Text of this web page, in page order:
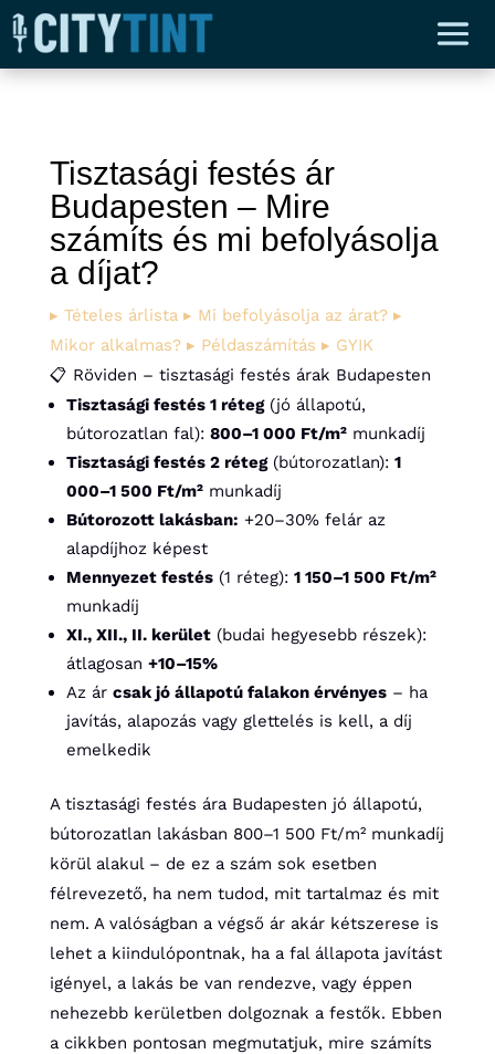
Tisztasági festés ár
Budapesten – Mire
számíts és mi befolyásolja
a díjat?
▸ Tételes árlista ▸ Mi befolyásolja az árat? ▸
Mikor alkalmas? ▸ Példaszámítás ▸ GYIK
📋 Röviden – tisztasági festés árak Budapesten
Tisztasági festés 1 réteg(jó állapotú,
bútorozatlan fal): 800–1 000 Ft/m²munkadíj
Tisztasági festés 2 réteg(bútorozatlan): 1
000–1 500 Ft/m²munkadíj
Bútorozott lakásban: +20–30% felár az
alapdíjhoz képest
Mennyezet festés(1 réteg): 1 150–1 500 Ft/m²
munkadíj
XI., XII., II. kerület(budai hegyesebb részek):
átlagosan +10–15%
Az ár csak jó állapotú falakon érvényes– ha
javítás, alapozás vagy glettelés is kell, a díj
emelkedik
A tisztasági festés ára Budapesten jó állapotú,
bútorozatlan lakásban 800–1 500 Ft/m² munkadíj
körül alakul – de ez a szám sok esetben
félrevezető, ha nem tudod, mit tartalmaz és mit
nem. A valóságban a végső ár akár kétszerese is
lehet a kiindulópontnak, ha a fal állapota javítást
igényel, a lakás be van rendezve, vagy éppen
nehezebb kerületben dolgoznak a festők. Ebben
a cikkben pontosan megmutatjuk, mire számíts